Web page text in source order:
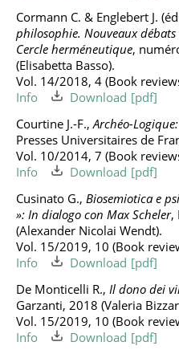
Cormann C. & Englebert J.
philosophie. Nouveaux
Cercle herméneutique,
(Elisabetta Basso).
Vol. 14/2018, 4 (Book
Info
Download
Courtine J.-F.,Archéo-
Presses Universitaires de
Vol. 10/2014, 7 (Book
Info
Download
Cusinato G., Biosemiotica e
»: In dialogo con Max Scheler,
(Alexander Nicolai Wendt).
Vol. 15/2019, 10 (Book
Info
Download
De Monticelli R., Il dono dei
Garzanti, 2018 (Valeria
Vol. 15/2019, 10 (Book
Info
Download